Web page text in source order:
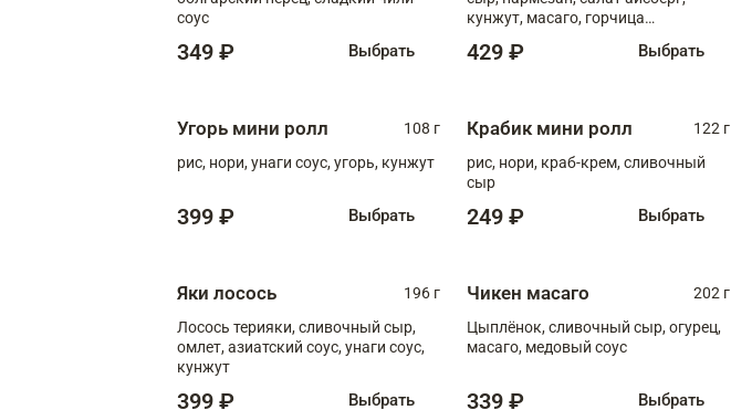
соус
349 ₽ Выбрать
кунжут, масаго, горчица
429 ₽ Выбрать
Угорь мини ролл
108 г
рис, нори, унаги соус, угорь, кунжут
399 ₽ Выбрать
Крабик мини ролл
122 г
рис, нори, краб-крем, сливочный
сыр
249 ₽ Выбрать
Яки лосось
196 г
Лосось терияки, сливочный сыр,
омлет, азиатский соус, унаги соус,
кунжут
399 ₽ Выбрать
Чикен масаго
202 г
Цыплёнок, сливочный сыр, огурец,
масаго, медовый соус
339 ₽ Выбрать